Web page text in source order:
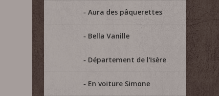
Aura des pâquerettes
Bella Vanille
Département de l'Isère
En voiture Simone